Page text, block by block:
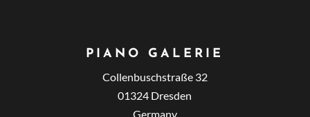
PIANO GALERIE
Collenbuschstraße 32
01324 Dresden
Germany